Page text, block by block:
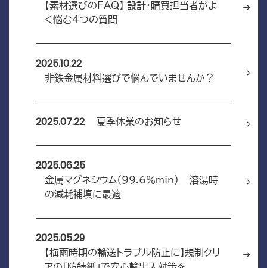
【素材選びのFAQ】 設計・購買担当者がよ
く悩む4つの質問
2025.10.22
非鉄金属材料選びで悩んでいませんか？
2025.07.22 夏季休業のお知らせ
2025.06.25
金属マグネシウム（99.6％min） – 溶湯時
の減耗補填に最適
2025.05.29
【梅雨時期の輸送トラブル防止に】規制クリ